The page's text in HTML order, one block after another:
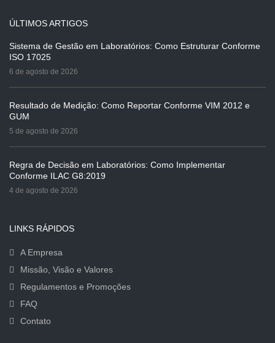
ÚLTIMOS ARTIGOS
Sistema de Gestão em Laboratórios: Como Estruturar Conforme
ISO 17025
6 de agosto de 2026
Resultado de Medição: Como Reportar Conforme VIM 2012 e
GUM
5 de agosto de 2026
Regra de Decisão em Laboratórios: Como Implementar
Conforme ILAC G8:2019
4 de agosto de 2026
LINKS RÁPIDOS
A Empresa
Missão, Visão e Valores
Regulamentos e Promoções
FAQ
Contato